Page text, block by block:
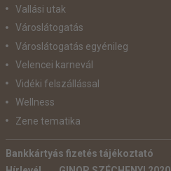
Vallási utak
Városlátogatás
Városlátogatás egyénileg
Velencei karnevál
Vidéki felszállással
Wellness
Zene tematika
Bankkártyás fizetés tájékoztató